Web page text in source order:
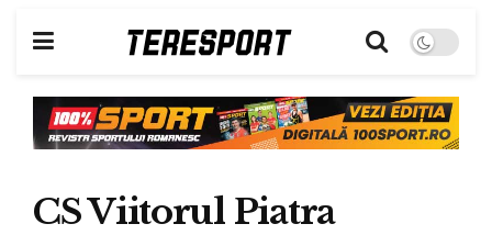
CS Viitorul Piatra